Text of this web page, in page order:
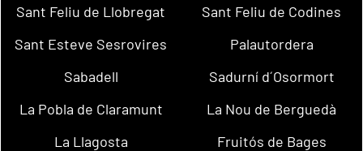
Sant Feliu de Llobregat
Sant Feliu de Codines
Sant Esteve Sesrovires
Palautordera
Sabadell
Sadurní d´Osormort
La Pobla de Claramunt
La Nou de Berguedà
La Llagosta
Fruitós de Bages